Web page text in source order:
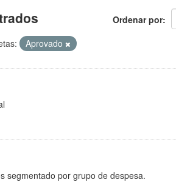
Ordenar por
Aprovado
segmentado por grupo de despesa.